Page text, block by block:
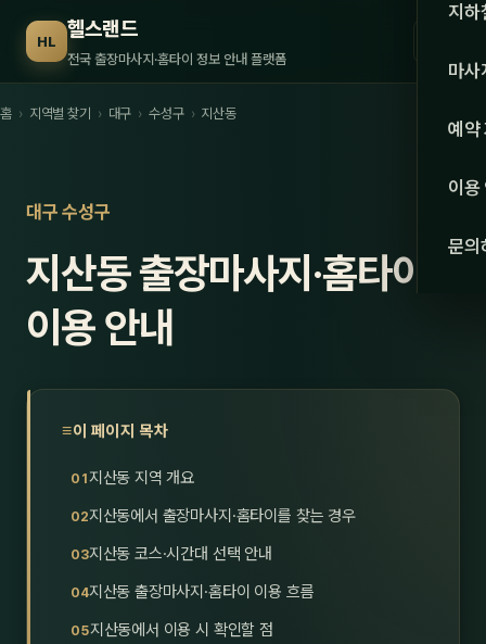
HL 헬스랜드
전국 출장마사지·홈타이 정보 안내 플랫폼 서울
강원·
강원
충북
지하
마사
관리
스
예약
이용
문의
홈 › 지역별 찾기 › 대구 › 수성구 › 지산동
대구 수성구
지산동 출장마사지·홈타이
이용 안내
이 페이지 목차
지산동 지역 개요
지산동에서 출장마사지·홈타이를 찾는 경우
지산동 코스·시간대 선택 안내
지산동 출장마사지·홈타이 이용 흐름
지산동에서 이용 시 확인할 점